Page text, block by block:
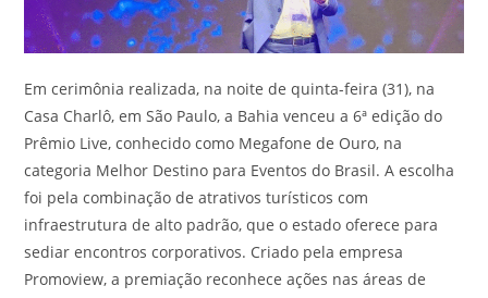
Em cerimônia realizada, na noite de quinta-feira (31), na
Casa Charlô, em São Paulo, a Bahia venceu a 6ª edição do
Prêmio Live, conhecido como Megafone de Ouro, na
categoria Melhor Destino para Eventos do Brasil. A escolha
foi pela combinação de atrativos turísticos com
infraestrutura de alto padrão, que o estado oferece para
sediar encontros corporativos. Criado pela empresa
Promoview, a premiação reconhece ações nas áreas de